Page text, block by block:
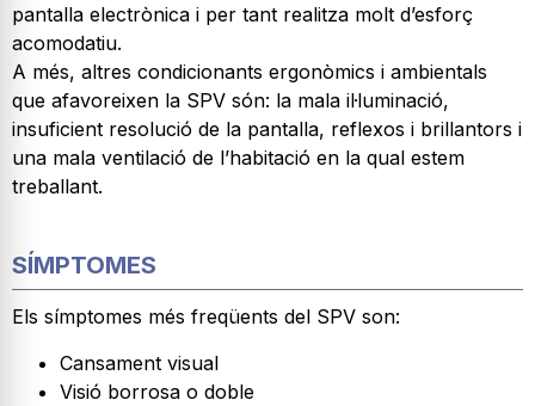
pantalla electrònica i per tant realitza molt d’esforç
acomodatiu.
A més, altres condicionants ergonòmics i ambientals
que afavoreixen la SPV són: la mala il·luminació,
insuficient resolució de la pantalla, reflexos i brillantors i
una mala ventilació de l’habitació en la qual estem
treballant.
SÍMPTOMES
Els símptomes més freqüents del SPV son:
Cansament visual
Visió borrosa o doble